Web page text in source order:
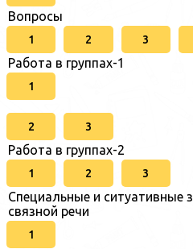
Вопросы
1 2 3
Работа в группах-1
1
2 3
Работа в группах-2
1 2 3
Специальные и ситуативные
связной речи
1